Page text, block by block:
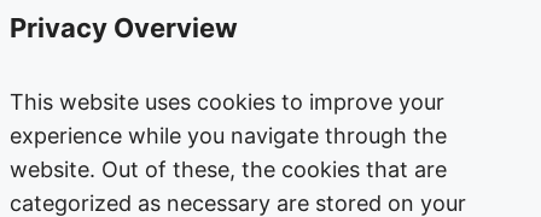
Privacy Overview
This website uses cookies to improve your
experience while you navigate through the
website. Out of these, the cookies that are
categorized as necessary are stored on your